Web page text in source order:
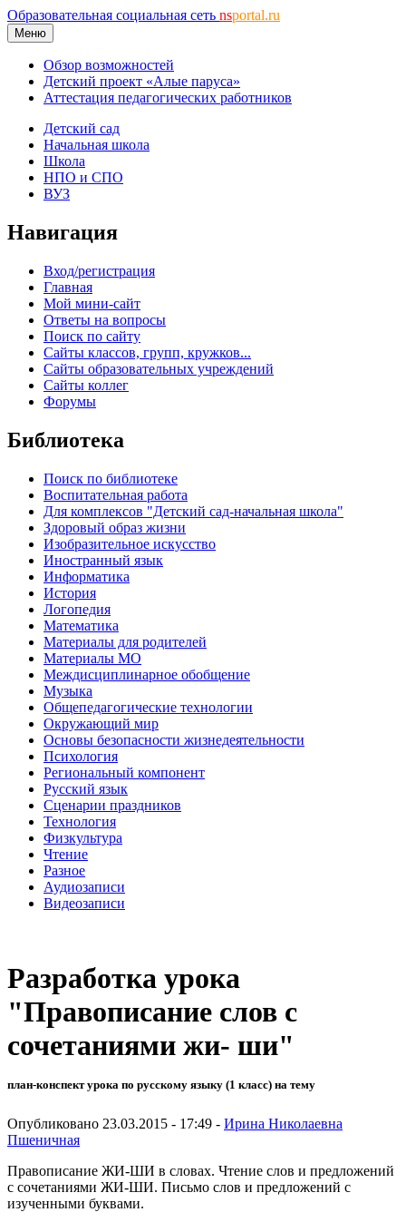
Образовательная социальная сеть nsportal.ru
Меню
Обзор возможностей
Детский проект «Алые паруса»
Аттестация педагогических работников
Детский сад
Начальная школа
Школа
НПО и СПО
ВУЗ
Навигация
Вход/регистрация
Главная
Мой мини-сайт
Ответы на вопросы
Поиск по сайту
Сайты классов, групп, кружков...
Сайты образовательных учреждений
Сайты коллег
Форумы
Библиотека
Поиск по библиотеке
Воспитательная работа
Для комплексов "Детский сад-начальная школа"
Здоровый образ жизни
Изобразительное искусство
Иностранный язык
Информатика
История
Логопедия
Математика
Материалы для родителей
Материалы МО
Междисциплинарное обобщение
Музыка
Общепедагогические технологии
Окружающий мир
Основы безопасности жизнедеятельности
Психология
Региональный компонент
Русский язык
Сценарии праздников
Технология
Физкультура
Чтение
Разное
Аудиозаписи
Видеозаписи
Разработка урока
"Правописание слов с
сочетаниями жи- ши"
план-конспект урока по русскому языку (1 класс) на тему
Опубликовано 23.03.2015 - 17:49 - Ирина Николаевна
Пшеничная
Правописание ЖИ-ШИ в словах. Чтение слов и предложений
с сочетаниями ЖИ-ШИ. Письмо слов и предложений с
изученными буквами.